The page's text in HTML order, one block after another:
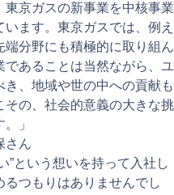
京ガスの新事業を中核事業
ます。東京ガスでは、例え
分野にも積極的に取り組ん
あることは当然ながら、ユ
、地域や世の中への貢献も
の、社会的意義の大きな挑
」
さん
”という想いを持って入社し
つもりはありませんでし